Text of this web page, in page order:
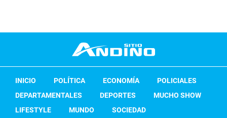
INICIO POLÍTICA ECONOMÍA
POLICIALES
DEPARTAMENTALES
DEPORTES
MUCHO SHOW
LIFESTYLE
MUNDO SOCIEDAD